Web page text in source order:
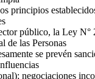
principios
público, la Ley N°
de las Personas
se prevén
negociaciones